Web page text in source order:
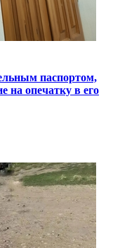
паспортом,
на опечатку в его